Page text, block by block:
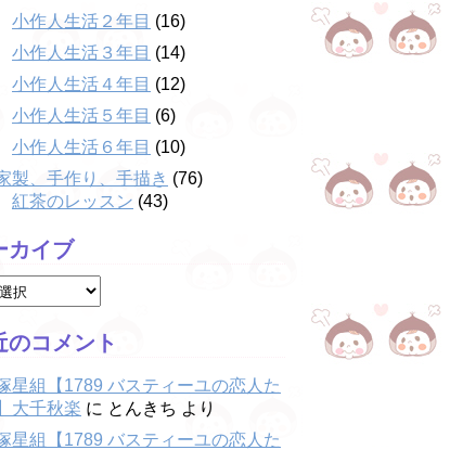
小作人生活２年目 (16)
小作人生活３年目 (14)
小作人生活４年目 (12)
小作人生活５年目 (6)
小作人生活６年目 (10)
製、手作り、手描き (76)
紅茶のレッスン (43)
カイブ
のコメント
星組【1789 バスティーユの恋人た
大千秋楽 に とんきち より
星組【1789 バスティーユの恋人た